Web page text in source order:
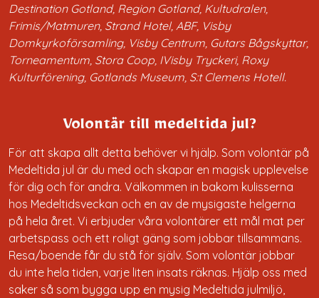
Destination Gotland, Region Gotland, Kultudralen,
Frimis/Matmuren, Strand Hotel, ABF, Visby
Domkyrkoförsamling, Visby Centrum, Gutars Bågskyttar,
Torneamentum, Stora Coop, IVisby Tryckeri, Roxy
Kulturförening, Gotlands Museum, S:t Clemens Hotell.
Volontär till medeltida jul?
För att skapa allt detta behöver vi hjälp. Som volontär på
Medeltida jul är du med och skapar en magisk upplevelse
för dig och för andra. Välkommen in bakom kulisserna
hos Medeltidsveckan och en av de mysigaste helgerna
på hela året. Vi erbjuder våra volontärer ett mål mat per
arbetspass och ett roligt gäng som jobbar tillsammans.
Resa/boende får du stå för själv. Som volontär jobbar
du inte hela tiden, varje liten insats räknas. Hjälp oss med
saker så som bygga upp en mysig Medeltida julmiljö,